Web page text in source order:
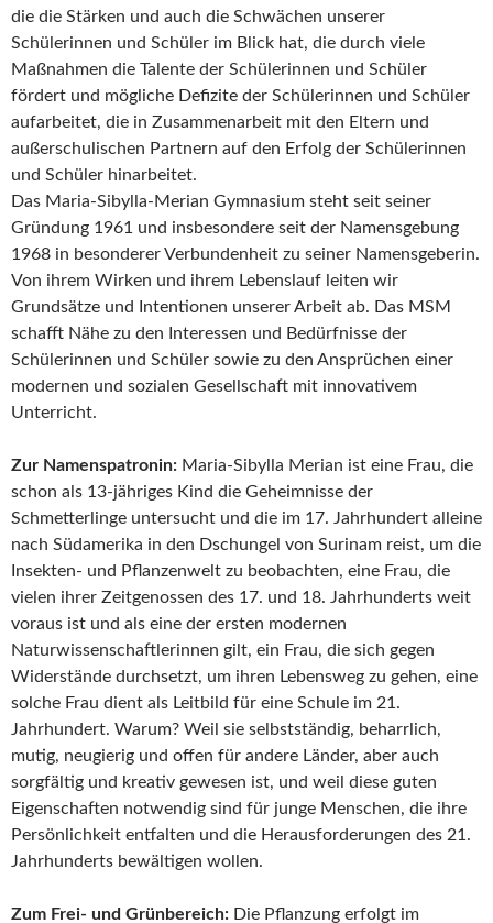
die die Stärken und auch die Schwächen unserer
Schülerinnen und Schüler im Blick hat, die durch viele
Maßnahmen die Talente der Schülerinnen und Schüler
fördert und mögliche Defizite der Schülerinnen und Schüler
aufarbeitet, die in Zusammenarbeit mit den Eltern und
außerschulischen Partnern auf den Erfolg der Schülerinnen
und Schüler hinarbeitet.
Das Maria-Sibylla-Merian Gymnasium steht seit seiner
Gründung 1961 und insbesondere seit der Namensgebung
1968 in besonderer Verbundenheit zu seiner Namensgeberin.
Von ihrem Wirken und ihrem Lebenslauf leiten wir
Grundsätze und Intentionen unserer Arbeit ab. Das MSM
schafft Nähe zu den Interessen und Bedürfnisse der
Schülerinnen und Schüler sowie zu den Ansprüchen einer
modernen und sozialen Gesellschaft mit innovativem
Unterricht.
Zur Namenspatronin: Maria-Sibylla Merian ist eine Frau, die
schon als 13-jähriges Kind die Geheimnisse der
Schmetterlinge untersucht und die im 17. Jahrhundert alleine
nach Südamerika in den Dschungel von Surinam reist, um die
Insekten- und Pflanzenwelt zu beobachten, eine Frau, die
vielen ihrer Zeitgenossen des 17. und 18. Jahrhunderts weit
voraus ist und als eine der ersten modernen
Naturwissenschaftlerinnen gilt, ein Frau, die sich gegen
Widerstände durchsetzt, um ihren Lebensweg zu gehen, eine
solche Frau dient als Leitbild für eine Schule im 21.
Jahrhundert. Warum? Weil sie selbstständig, beharrlich,
mutig, neugierig und offen für andere Länder, aber auch
sorgfältig und kreativ gewesen ist, und weil diese guten
Eigenschaften notwendig sind für junge Menschen, die ihre
Persönlichkeit entfalten und die Herausforderungen des 21.
Jahrhunderts bewältigen wollen.
Zum Frei- und Grünbereich: Die Pflanzung erfolgt im